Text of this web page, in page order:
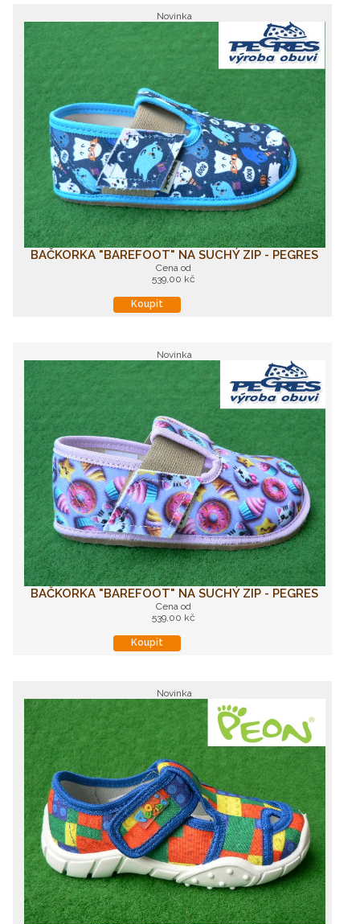
Novinka
BAČKORKA "BAREFOOT" NA SUCHÝ ZIP - PEGRES
Cena od
539,00 kč
Koupit
Novinka
BAČKORKA "BAREFOOT" NA SUCHÝ ZIP - PEGRES
Cena od
539,00 kč
Koupit
Novinka